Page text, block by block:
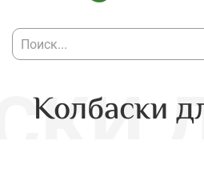
Колбаски